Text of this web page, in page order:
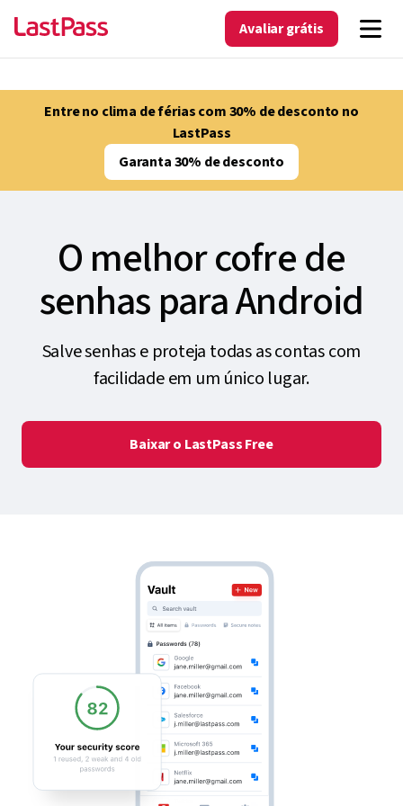
Avaliar grátis
Entre no clima de férias com 30% de desconto no
LastPass
Garanta 30% de desconto
O melhor cofre de
senhas para Android
Salve senhas e proteja todas as contas com
facilidade em um único lugar.
Baixar o LastPass Free